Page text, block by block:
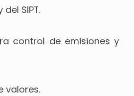
SIPT.
control de emisiones y
valores.